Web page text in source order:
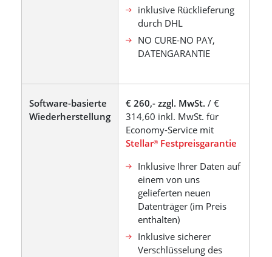
inklusive Rücklieferung
durch DHL
NO CURE-NO PAY,
DATENGARANTIE
Software-basierte
Wiederherstellung
€ 260,- zzgl. MwSt. / €
314,60 inkl. MwSt. für
Economy-Service mit
Stellar® Festpreisgarantie
Inklusive Ihrer Daten auf
einem von uns
gelieferten neuen
Datenträger (im Preis
enthalten)
Inklusive sicherer
Verschlüsselung des